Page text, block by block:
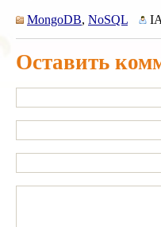
MongoDB, NoSQL
Оставить